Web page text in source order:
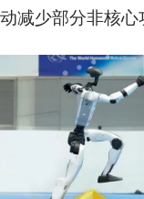
减少部分非核心